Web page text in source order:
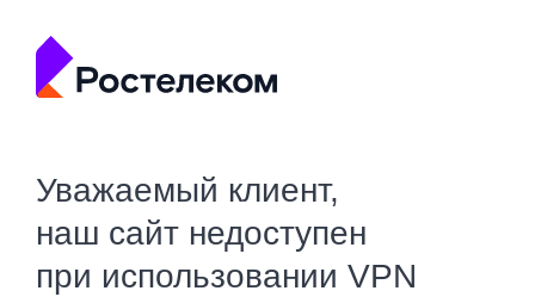
Уважаемый клиент,
наш сайт недоступен
при использовании VPN